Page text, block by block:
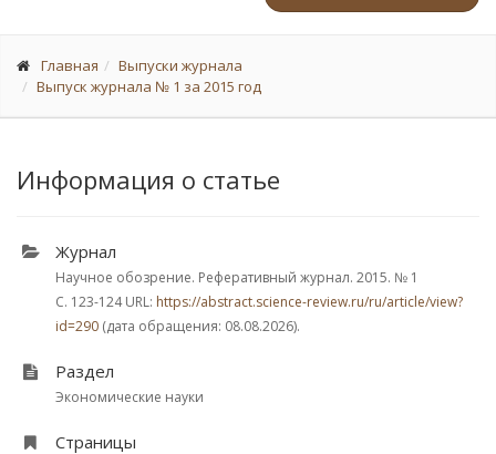
Главная
Выпуски журнала
Выпуск журнала № 1 за 2015 год
Информация о статье
Журнал
Научное обозрение. Реферативный журнал. 2015. № 1
С. 123-124URL: https://abstract.science-review.ru/ru/article/view?
id=290 (дата обращения: 08.08.2026).
Раздел
Экономические науки
Страницы